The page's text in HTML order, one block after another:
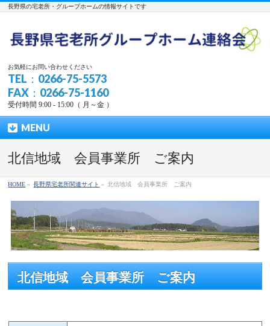
長野県の宅老所・グループホームの情報サイトです
お気軽にお問い合わせください
TEL：0266-75-5573
FAX：0266-75-1160
受付時間 9:00 - 15:00（ 月～金 ）
MENU
北信地域 会員事業所 ご案内
HOME » 長野県宅老所関連サイト » 北信地域 会員事業所 ご案内
北信地域 会員事業所 ご案内